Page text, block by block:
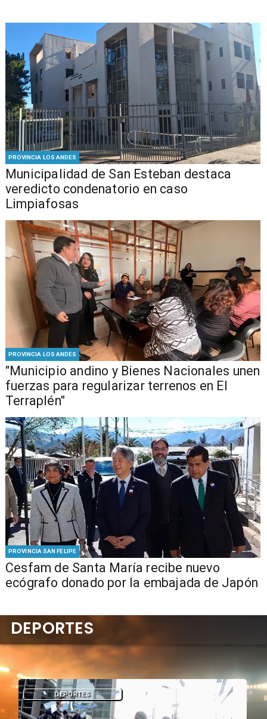
PROVINCIA LOS ANDES
Municipalidad de San Esteban destaca
veredicto condenatorio en caso
Limpiafosas
PROVINCIA LOS ANDES
"Municipio andino y Bienes Nacionales unen
fuerzas para regularizar terrenos en El
Terraplén"
PROVINCIA SAN FELIPE
Cesfam de Santa María recibe nuevo
ecógrafo donado por la embajada de Japón
DEPORTES
DEPORTES